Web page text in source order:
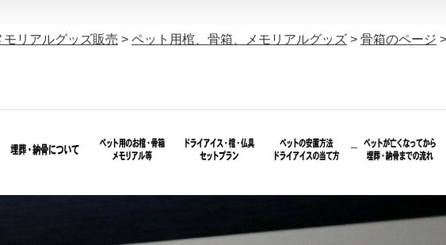
リアルグッズ販売 > ペット用棺、骨箱、メモリアルグッズ > 骨箱のページ >